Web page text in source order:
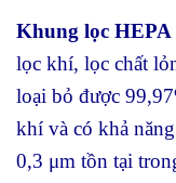
Khung lọc HEPA
lọc khí, lọc chất
loại bỏ được
khí và có khả
0,3 μm tồn tại